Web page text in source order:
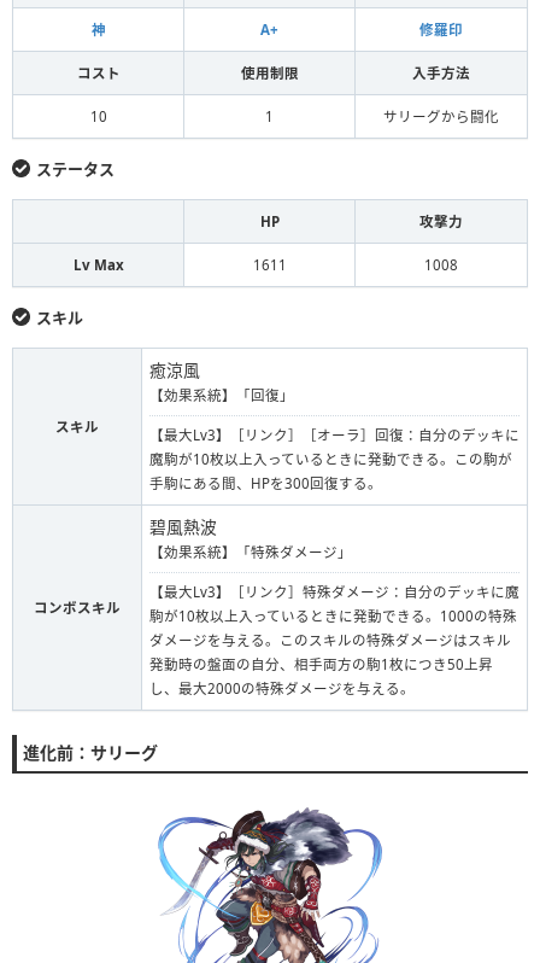
神 A+ 修羅印
コスト 使用制限 入手方法
10 1 サリーグから闘化
ステータス
HP 攻撃力
Lv Max 1611 1008
スキル
スキル
癒涼風
【効果系統】「回復」
【最大Lv3】［リンク］［オーラ］回復：自分のデッキに
魔駒が10枚以上入っているときに発動できる。この駒が
手駒にある間、HPを300回復する。
コンボスキル
碧風熱波
【効果系統】「特殊ダメージ」
【最大Lv3】［リンク］特殊ダメージ：自分のデッキに魔
駒が10枚以上入っているときに発動できる。1000の特殊
ダメージを与える。このスキルの特殊ダメージはスキル
発動時の盤面の自分、相手両方の駒1枚につき50上昇
し、最大2000の特殊ダメージを与える。
進化前：サリーグ